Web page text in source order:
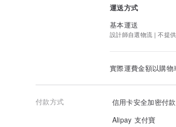
Designed and Made in Taiwan
台灣設計，台灣手工製造
運送方式
基本運送
設計師自選物流 | 不提
實際運費金額以購物
付款方式
信用卡安全加密付款
Alipay 支付寶